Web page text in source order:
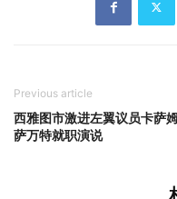
Previous article
西雅图市激进左翼议员卡萨
萨万特就职演说